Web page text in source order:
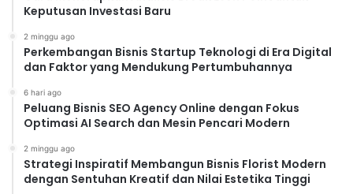
Keputusan Investasi Baru
2 minggu ago
Perkembangan Bisnis Startup Teknologi di Era Digital
dan Faktor yang Mendukung Pertumbuhannya
6 hari ago
Peluang Bisnis SEO Agency Online dengan Fokus
Optimasi AI Search dan Mesin Pencari Modern
2 minggu ago
Strategi Inspiratif Membangun Bisnis Florist Modern
dengan Sentuhan Kreatif dan Nilai Estetika Tinggi